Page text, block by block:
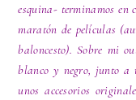
esquina- terminamos en
maratón de películas
baloncesto). Sobre mi
blanco y negro, junto a
unos accesorios